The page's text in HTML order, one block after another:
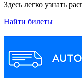
Здесь легко узнать
Найти билеты